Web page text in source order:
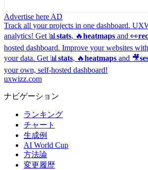
Advertise here AD
Track all your projects in one dashboard.
analytics! Get 📊 stats, 🔥heatmaps and 👀
hosted dashboard. Improve your websites
your data. Get 📊 stats, 🔥heatmaps and 🎥
your own, self-hosted dashboard!
uxwizz.com
ナビゲーション
ランキング
チャート
生成例
AI World Cup
方法論
変更履歴